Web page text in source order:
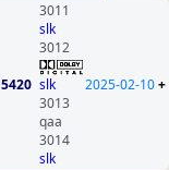
3011
slk
3012
slk
3013
qaa
3014
slk
2025-02-10+